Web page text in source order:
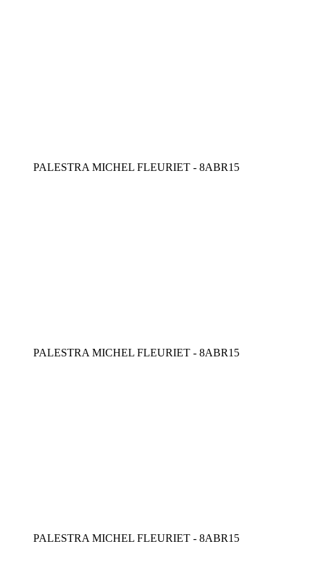
PALESTRA MICHEL FLEURIET - 8ABR15
PALESTRA MICHEL FLEURIET - 8ABR15
PALESTRA MICHEL FLEURIET - 8ABR15